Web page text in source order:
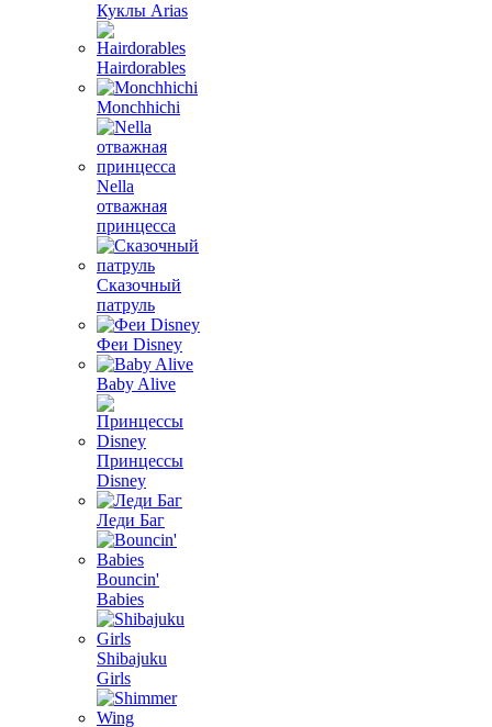
Куклы Arias
Hairdorables
Monchhichi
Nella
отважная
принцесса
Сказочный
патруль
Феи Disney
Baby Alive
Принцессы
Disney
Леди Баг
Bouncin'
Babies
Shibajuku
Girls